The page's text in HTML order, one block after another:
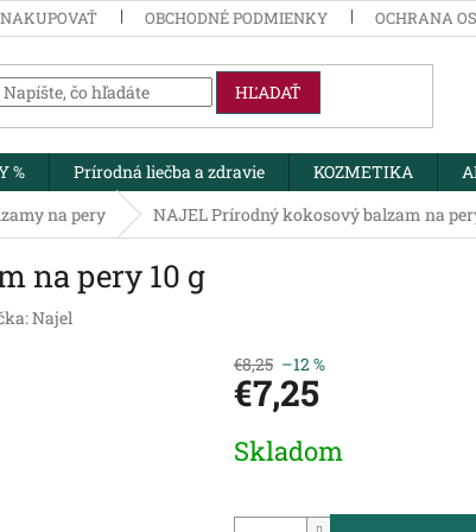
OBCHODNÉ PODMIENKY OCHRANA
HĽADAŤ
% Prírodná liečba a zdravie KOZMETIKA
na pery NAJEL Prírodný kokosový balzam na
na pery 10 g
Najel
€8,25 –12 %
€7,25
cena:
Skladom